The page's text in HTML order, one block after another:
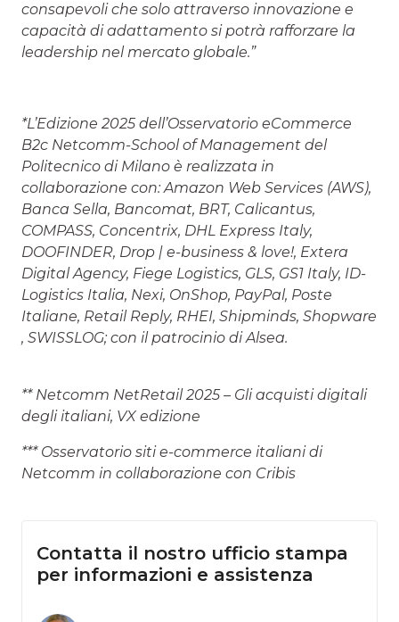
consapevoli che solo attraverso innovazione e
capacità di adattamento si potrà rafforzare la
leadership nel mercato globale.”
*L’Edizione 2025 dell’Osservatorio eCommerce
B2c Netcomm-School of Management del
Politecnico di Milano è realizzata in
collaborazione con: Amazon Web Services (AWS),
Banca Sella, Bancomat, BRT, Calicantus,
COMPASS, Concentrix, DHL Express Italy,
DOOFINDER, Drop | e-business & love!, Extera
Digital Agency, Fiege Logistics, GLS, GS1 Italy, ID-
Logistics Italia, Nexi, OnShop, PayPal, Poste
Italiane, Retail Reply, RHEI, Shipminds, Shopware
, SWISSLOG; con il patrocinio di Alsea.
** Netcomm NetRetail 2025 – Gli acquisti digitali
degli italiani, VX edizione
*** Osservatorio siti e-commerce italiani di
Netcomm in collaborazione con Cribis
Contatta il nostro ufficio stampa
per informazioni e assistenza